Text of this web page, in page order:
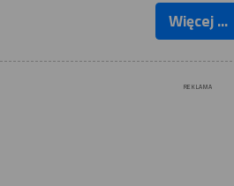
Więcej ...
REKLAMA